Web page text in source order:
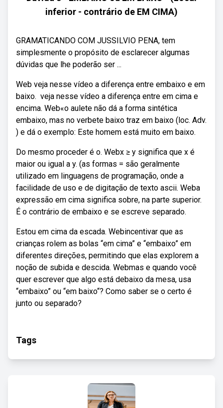
inferior - contrário de EM CIMA)
GRAMATICANDO COM JUSSILVIO PENA, tem
simplesmente o propósito de esclarecer algumas
dúvidas que lhe poderão ser ...
Web️ veja nesse vídeo a diferença entre embaixo e em
baixo. ️ veja nesse vídeo a diferença entre em cima e
encima. Web«o aulete não dá a forma sintética
embaixo, mas no verbete baixo traz em baixo (loc. Adv.
) e dá o exemplo: Este homem está muito em baixo.
Do mesmo proceder é o. Webx ≥ y significa que x é
maior ou igual a y. (as formas = são geralmente
utilizado em linguagens de programação, onde a
facilidade de uso e de digitação de texto ascii. Weba
expressão em cima significa sobre, na parte superior.
É o contrário de embaixo e se escreve separado.
Estou em cima da escada. Webincentivar que as
crianças rolem as bolas “em cima” e “embaixo” em
diferentes direções, permitindo que elas explorem a
noção de subida e descida. Webmas e quando você
quer escrever que algo está debaixo da mesa, usa
“embaixo” ou “em baixo“? Como saber se o certo é
junto ou separado?
Tags